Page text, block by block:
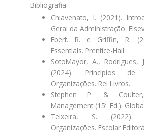
Bibliografia
Chiavenato, I. (2021).
Geral da Administração.
Ebert. R. e Griffin, R.
Essentials. Prentice-Hall.
SotoMayor, A., Rodrigues,
(2024). Princípios de
Organizações. Rei Livros.
Stephen P. &
Management (15ª Ed.).
Teixeira, S. (2022).
Organizações. Escolar Editora